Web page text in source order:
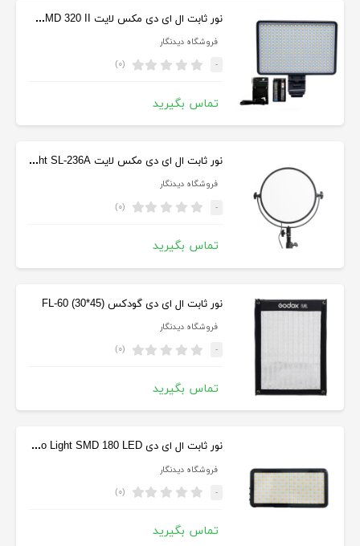
نور ثابت ال ای دی مکس لایت Maxlight SMD 320 II
فروشگاه دیدنگار
- (۰)
تماس بگیرید
نور ثابت ال ای دی مکس لایت Maxlight SL-236A
فروشگاه دیدنگار
- (۰)
تماس بگیرید
نور ثابت ال ای دی گودکس (FL-60 (30*45
فروشگاه دیدنگار
- (۰)
تماس بگیرید
نور ثابت ال ای دی DBK Video Light SMD 180 LED
فروشگاه دیدنگار
- (۰)
تماس بگیرید